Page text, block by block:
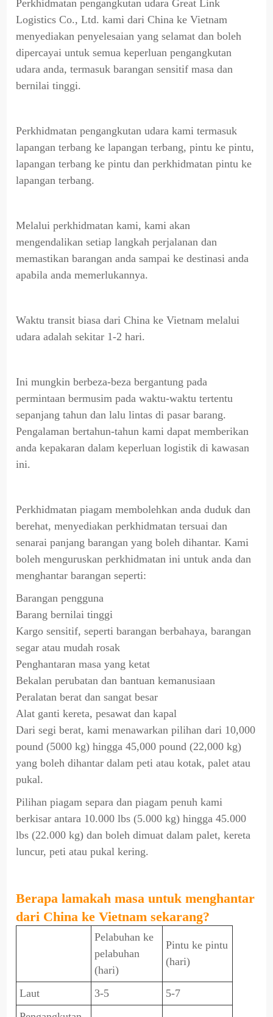
Perkhidmatan pengangkutan udara Great Link
Logistics Co., Ltd. kami dari China ke Vietnam
menyediakan penyelesaian yang selamat dan boleh
dipercayai untuk semua keperluan pengangkutan
udara anda, termasuk barangan sensitif masa dan
bernilai tinggi.
Perkhidmatan pengangkutan udara kami termasuk
lapangan terbang ke lapangan terbang, pintu ke pintu,
lapangan terbang ke pintu dan perkhidmatan pintu ke
lapangan terbang.
Melalui perkhidmatan kami, kami akan
mengendalikan setiap langkah perjalanan dan
memastikan barangan anda sampai ke destinasi anda
apabila anda memerlukannya.
Waktu transit biasa dari China ke Vietnam melalui
udara adalah sekitar 1-2 hari.
Ini mungkin berbeza-beza bergantung pada
permintaan bermusim pada waktu-waktu tertentu
sepanjang tahun dan lalu lintas di pasar barang.
Pengalaman bertahun-tahun kami dapat memberikan
anda kepakaran dalam keperluan logistik di kawasan
ini.
Perkhidmatan piagam membolehkan anda duduk dan
berehat, menyediakan perkhidmatan tersuai dan
senarai panjang barangan yang boleh dihantar. Kami
boleh menguruskan perkhidmatan ini untuk anda dan
menghantar barangan seperti:
Barangan pengguna
Barang bernilai tinggi
Kargo sensitif, seperti barangan berbahaya, barangan
segar atau mudah rosak
Penghantaran masa yang ketat
Bekalan perubatan dan bantuan kemanusiaan
Peralatan berat dan sangat besar
Alat ganti kereta, pesawat dan kapal
Dari segi berat, kami menawarkan pilihan dari 10,000
pound (5000 kg) hingga 45,000 pound (22,000 kg)
yang boleh dihantar dalam peti atau kotak, palet atau
pukal.
Pilihan piagam separa dan piagam penuh kami
berkisar antara 10.000 lbs (5.000 kg) hingga 45.000
lbs (22.000 kg) dan boleh dimuat dalam palet, kereta
luncur, peti atau pukal kering.
Berapa lamakah masa untuk menghantar
dari China ke Vietnam sekarang?
Pelabuhan ke
pelabuhan
(hari)
Pintu ke pintu
(hari)
Laut 3-5
5-7